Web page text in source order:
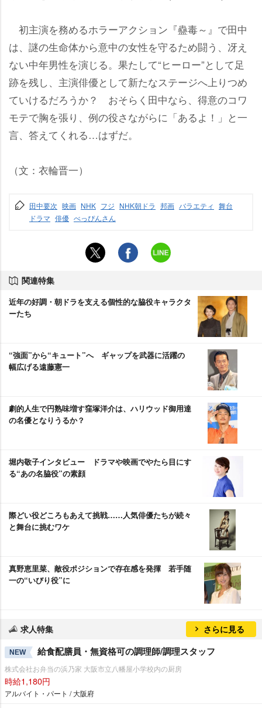
初主演を務めるホラーアクション『蠱毒～』で田中
は、謎の生命体から意中の女性を守るため闘う、冴え
ない中年男性を演じる。果たして“ヒーロー”として足
跡を残し、主演俳優として新たなステージへ上りつめ
ていけるだろうか？ おそらく田中なら、得意のコワ
モテで胸を張り、例の役さながらに「あるよ！」と一
言、答えてくれる…はずだ。
（文：衣輪晋一）
田中要次 映画 NHK フジ NHK朝ドラ 邦画 バラエティ 舞台
ドラマ 俳優 べっぴんさん
関連特集
近年の好調・朝ドラを支える個性的な脇役キャラクタ
ーたち
“強面”から“キュート”へ ギャップを武器に活躍の
幅広げる遠藤憲一
劇的人生で円熟味増す窪塚洋介は、ハリウッド御用達
の名優となりうるか？
堀内敬子インタビュー ドラマや映画でやたら目にす
る“あの名脇役”の素顔
際どい役どころもあえて挑戦……人気俳優たちが続々
と舞台に挑むワケ
真野恵里菜、敵役ポジションで存在感を発揮 若手随
一の“いびり役”に
求人特集 さらに見る
NEW 給食配膳員・無資格可の調理師/調理スタッフ
株式会社お弁当の浜乃家 大阪市立八幡屋小学校内の厨房
時給1,180円
アルバイト・パート / 大阪府